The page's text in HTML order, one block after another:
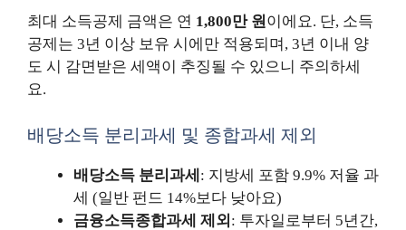
최대 소득공제 금액은 연 1,800만 원이에요. 단, 소득
공제는 3년 이상 보유 시에만 적용되며, 3년 이내 양
도 시 감면받은 세액이 추징될 수 있으니 주의하세
요.
배당소득 분리과세 및 종합과세 제외
배당소득 분리과세 : 지방세 포함 9.9% 저율 과
세 (일반 펀드 14%보다 낮아요)
금융소득종합과세 제외 : 투자일로부터 5년간,